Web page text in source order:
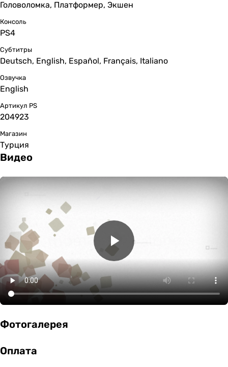
Головоломка, Платформер, Экшен
Консоль
PS4
Субтитры
Deutsch, English, Español, Français, Italiano
Озвучка
English
Артикул PS
204923
Магазин
Турция
Видео
Фотогалерея
Оплата